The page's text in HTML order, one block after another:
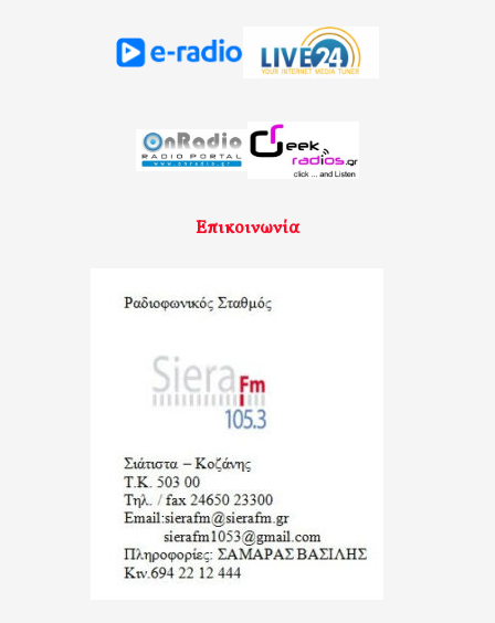
Επικοινωνία